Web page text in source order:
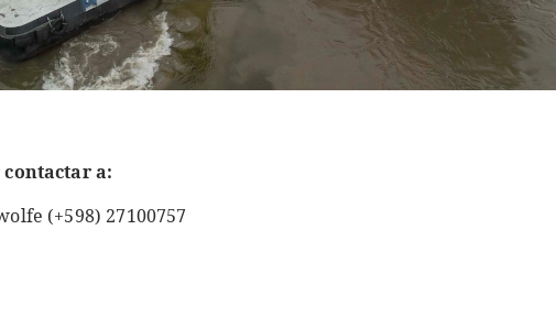
a:
(+598) 27100757